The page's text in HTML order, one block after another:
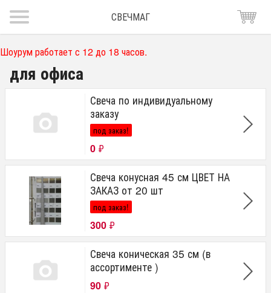
СВЕЧМАГ
Шоурум работает с 12 до 18 часов.
для офиса
Свеча по индивидуальному
заказу
под заказ!
0 ₽
Свеча конусная 45 см ЦВЕТ НА
ЗАКАЗ от 20 шт
под заказ!
300 ₽
Свеча коническая 35 см (в
ассортименте )
90 ₽